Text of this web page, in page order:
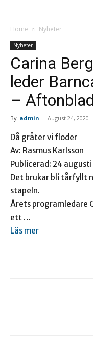
Home Nyheter
Nyheter
Carina
leder
–
By admin - August 24, 2020
Då gråter vi floder
Av: Rasmus Karlsson
Publicerad: 24
Det brukar bli tårfyllt
stapeln.
Årets programledare
ett …
Läs mer